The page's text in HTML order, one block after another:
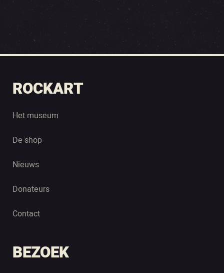
ROCKART
Het museum
De shop
Nieuws
Donateurs
Contact
BEZOEK